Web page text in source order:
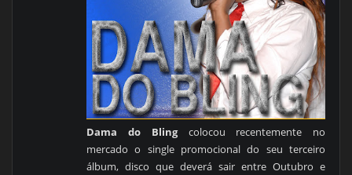
Dama do Blingcolocou recentemente no
mercado o single promocional do seu terceiro
álbum, disco que deverá sair entre Outubro e